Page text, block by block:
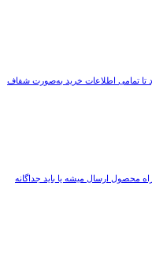
تا تمامی اطلاعات خرید به‌صورت شفاف
محصول ارسال میشه یا باید جداگانه